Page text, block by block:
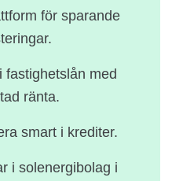
för sparande
fastighetslån med
ränta.
smart i krediter.
i solenergibolag i